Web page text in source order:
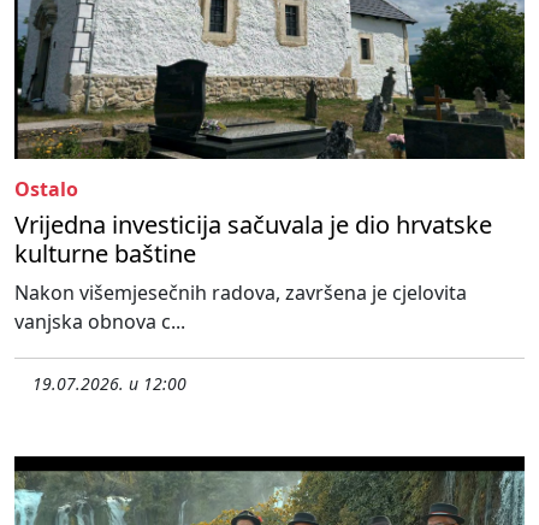
Ostalo
Vrijedna investicija sačuvala je dio hrvatske
kulturne baštine
Nakon višemjesečnih radova, završena je cjelovita
vanjska obnova c...
19.07.2026. u 12:00